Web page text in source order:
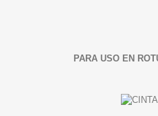
PARA USO EN